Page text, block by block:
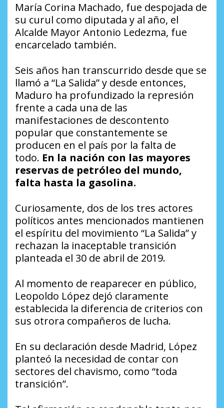
María Corina Machado, fue despojada de
su curul como diputada y al año, el
Alcalde Mayor Antonio Ledezma, fue
encarcelado también.
Seis años han transcurrido desde que se
llamó a “La Salida” y desde entonces,
Maduro ha profundizado la represión
frente a cada una de las
manifestaciones de descontento
popular que constantemente se
producen en el país por la falta de
todo. En la nación con las mayores
reservas de petróleo del mundo,
falta hasta la gasolina.
Curiosamente, dos de los tres actores
políticos antes mencionados mantienen
el espíritu del movimiento “La Salida” y
rechazan la inaceptable transición
planteada el 30 de abril de 2019.
Al momento de reaparecer en público,
Leopoldo López dejó claramente
establecida la diferencia de criterios con
sus otrora compañeros de lucha.
En su declaración desde Madrid, López
planteó la necesidad de contar con
sectores del chavismo, como “toda
transición”.